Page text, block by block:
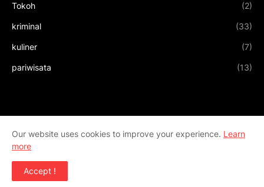
Tokoh (2)
kriminal (33)
kuliner (7)
pariwisata (13)
Our website uses cookies to improve your experience. Learn
more
Accept !